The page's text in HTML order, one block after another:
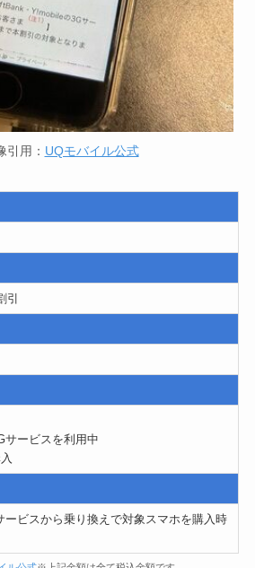
用： UQモバイル公式
引
ービスを利用中
ービスから乗り換えで対象スマホを購入時